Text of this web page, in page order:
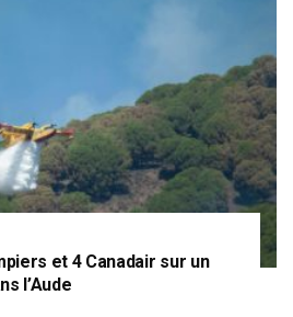
et 4 Canadair sur un
l’Aude